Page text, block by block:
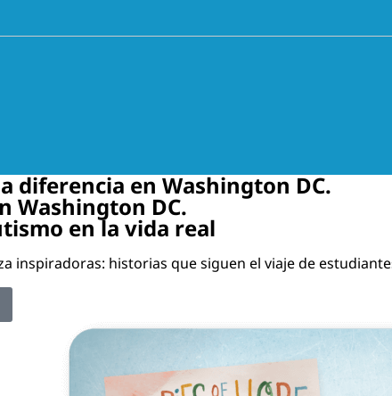
diferencia en Washington DC.
Washington DC.
en la vida real
inspiradoras: historias que siguen el viaje de